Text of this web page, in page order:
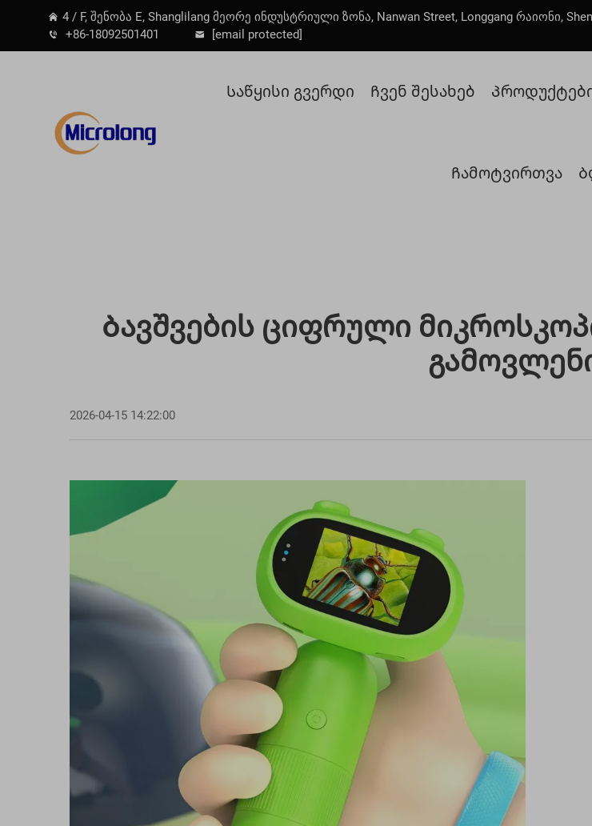
4 / F, შენობა E, Shanglilang მეორე ინდუსტრიული ზონა, Nanwan Street, Longgang რაიონი,
+86-18092501401
[email protected]
Საწყისი გვერდი Ჩვენ შესახებ
Ჩამოტვირთვა
Ბავშვების Ციფრული
2026-04-15 14:22:00